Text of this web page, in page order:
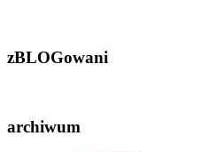
zBLOGowani
archiwum